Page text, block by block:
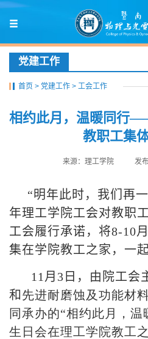
党建工作
首页 > 党建工作 > 工会工作
相约此月，温暖同行
教职工集
来源：理工学院 发
“明年此时，我们再一
年理工学院工会对教职
工会履行承诺，将8-10
集在学院教工之家，一
11 月 3 日，由院工会
和 先进耐磨蚀及功能材
同承办的“相约此 月 ， 温
生日会在理工学院教工